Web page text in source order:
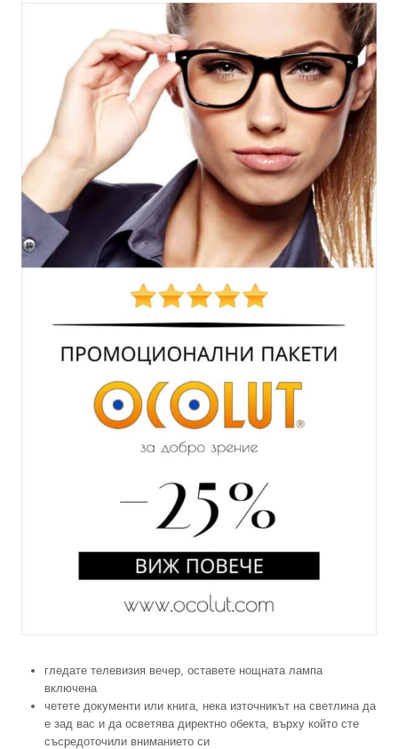
гледате телевизия вечер, оставете нощната лампа
включена
четете документи или книга, нека източникът на светлина да
е зад вас и да осветява директно обекта, върху който сте
съсредоточили вниманието си